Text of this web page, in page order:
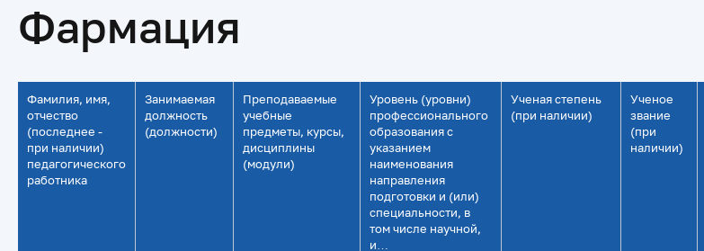
Фармация
Фамилия, имя,
отчество
(последнее -
при наличии)
педагогического
работника
Занимаемая
должность
(должности)
Преподаваемые
учебные
предметы, курсы,
дисциплины
(модули)
Уровень (уровни)
профессионального
образования с
указанием
наименования
направления
подготовки и (или)
специальности, в
том числе научной,
и…
Ученая степень
(при наличии)
Ученое
звание
(при
наличии)